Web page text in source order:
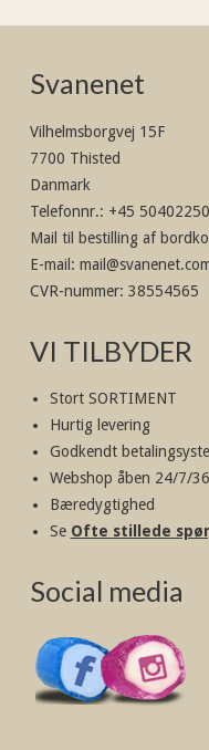
Svanenet
Vilhelmsborgvej 15F
7700 Thisted
Danmark
Telefonnr.: +45 50402250
Mail til bestilling af
E-mail:
CVR-nummer: 38554565
VI TILBYDER
Stort SORTIMENT
Hurtig levering
Godkendt
Webshop åben 24/7/
Bæredygtighed
Se Ofte stillede
Social media